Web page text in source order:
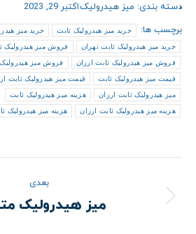
دسته بندی: میز هیدرولیکاکتبر 29, 2023
برچسب ها:
خرید میز هیدرولیک ثابت خرید میز
خرید میز هیدرولیک ثابت تهران فروش میز هیدرولیک
فروش میز هیدرولیک ثابت ارزان فروش میز
قیمت میز هیدرولیک ثابت قیمت میز هیدرولیک ثابت
میز هیدرولیک ثابت ارزان هزینه میز هیدرولیک ثابت
هزینه میز هیدرولیک ثابت ارزان هزینه میز هیدرولیک
نوشته
بعدی
نوشته
میز هیدرولیک